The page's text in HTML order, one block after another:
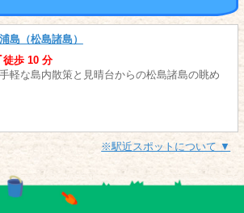
島（松島諸島）
徒歩 10 分
軽な島内散策と見晴台からの松島諸島の眺め
※駅近スポットについて ▼